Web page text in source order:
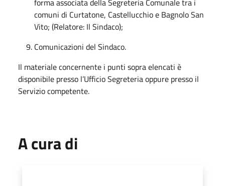
comuni di Curtatone, Castellucchio e Bagnolo San
Vito; (Relatore: Il Sindaco);
Comunicazioni del Sindaco.
Il materiale concernente i punti sopra elencati è
disponibile presso l’Ufficio Segreteria oppure presso il
Servizio competente.
A cura di